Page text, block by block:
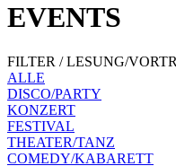
EVENTS
FILTER / LESUNG/
ALLE
DISCO/PARTY
KONZERT
FESTIVAL
THEATER/TANZ
COMEDY/KABARETT